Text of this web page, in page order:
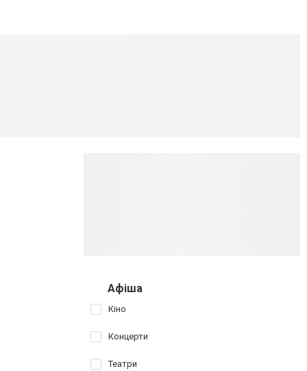
Афіша
Кіно
Концерти
Театри